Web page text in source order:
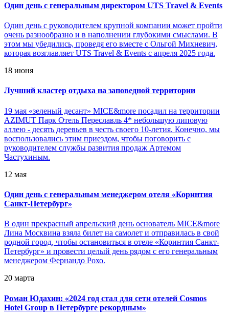
Один день с генеральным директором UTS Travel & Events
Один день с руководителем крупной компании может пройти
очень разнообразно и в наполнении глубокими смыслами. В
этом мы убедились, проведя его вместе с Ольгой Михневич,
которая возглавляет UTS Travel & Events с апреля 2025 года.
18 июня
Лучший кластер отдыха на заповедной территории
19 мая «зеленый десант» MICE&more посадил на территории
AZIMUT Парк Отель Переславль 4* небольшую липовую
аллею - десять деревьев в честь своего 10-летия. Конечно, мы
воспользовались этим приездом, чтобы поговорить с
руководителем службы развития продаж Артемом
Частухиным.
12 мая
Один день с генеральным менеджером отеля «Коринтия
Санкт-Петербург»
В один прекрасный апрельский день основатель MICE&more
Лина Москвина взяла билет на самолет и отправилась в свой
родной город, чтобы остановиться в отеле «Коринтия Санкт-
Петербург» и провести целый день рядом с его генеральным
менеджером Фернандо Рохо.
20 марта
Роман Юдахин: «2024 год стал для сети отелей Cosmos
Hotel Group в Петербурге рекордным»